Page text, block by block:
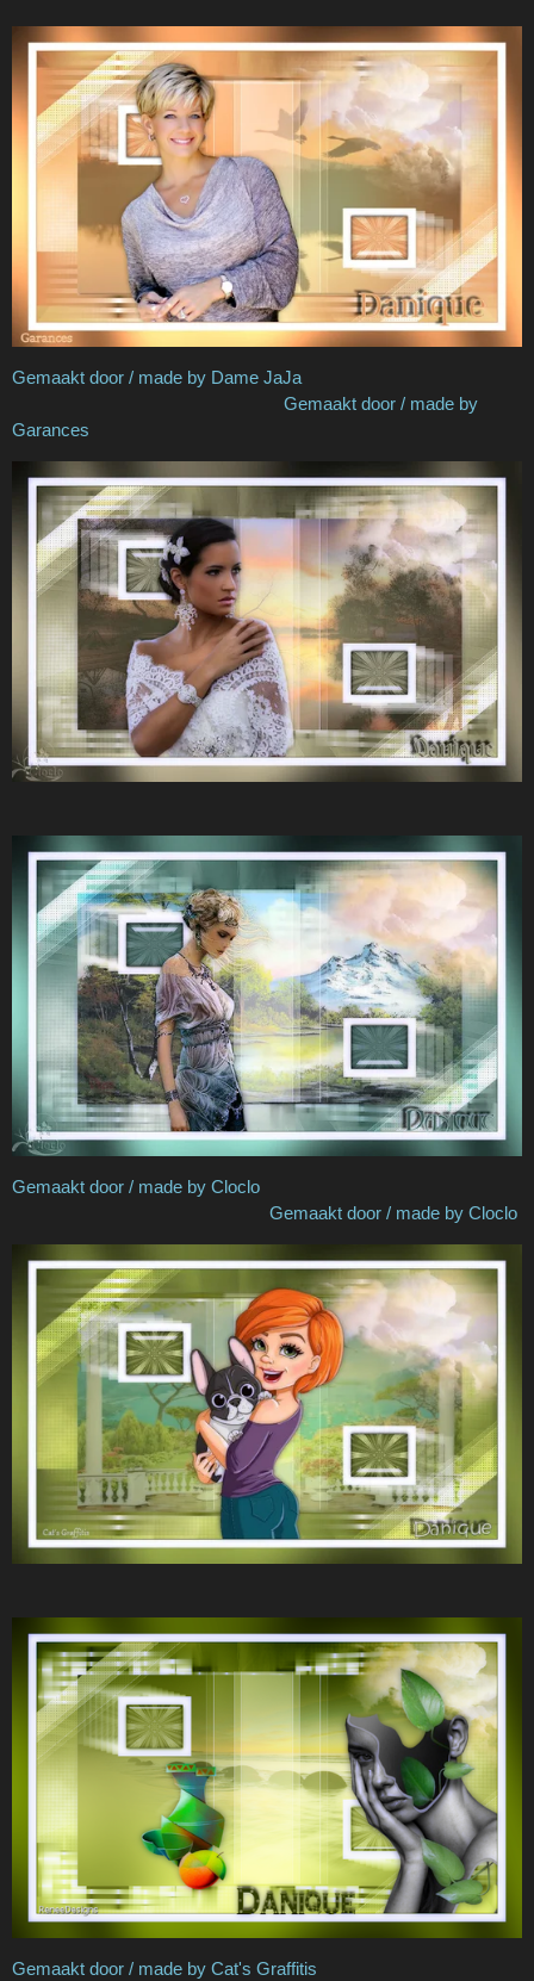
Gemaakt door / made by Dame JaJa
Gemaakt door / made by
Garances
Gemaakt door / made by Cloclo
Gemaakt door / made by Cloclo
Gemaakt door / made by Cat's Graffitis